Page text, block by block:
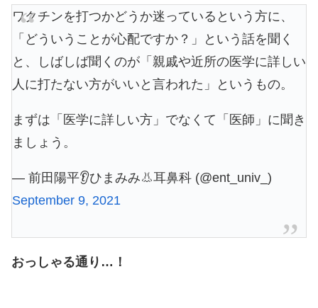
ワクチンを打つかどうか迷っているという方に、
「どういうことが心配ですか？」という話を聞く
と、しばしば聞くのが「親戚や近所の医学に詳しい
人に打たない方がいいと言われた」というもの。
まずは「医学に詳しい方」でなくて「医師」に聞き
ましょう。
— 前田陽平👂ひまみみ👃耳鼻科 (@ent_univ_)
September 9, 2021
おっしゃる通り…！